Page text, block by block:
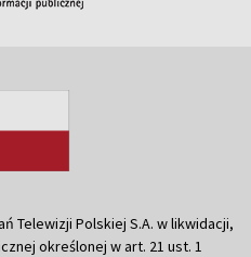
Telewizji Polskiej S.A. w likwidacji,
określonej w art. 21 ust. 1